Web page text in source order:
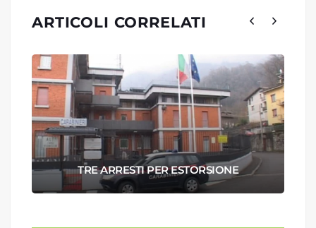
ARTICOLI CORRELATI
TRE ARRESTI PER ESTORSIONE